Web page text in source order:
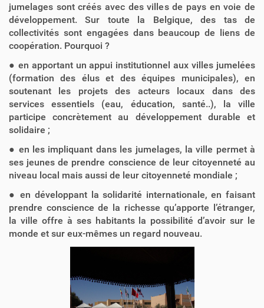
jumelages sont créés avec des villes de pays en voie de
développement. Sur toute la Belgique, des tas de
collectivités sont engagées dans beaucoup de liens de
coopération. Pourquoi ?
● en apportant un appui institutionnel aux villes jumelées
(formation des élus et des équipes municipales), en
soutenant les projets des acteurs locaux dans des
services essentiels (eau, éducation, santé..), la ville
participe concrètement au développement durable et
solidaire ;
● en les impliquant dans les jumelages, la ville permet à
ses jeunes de prendre conscience de leur citoyenneté au
niveau local mais aussi de leur citoyenneté mondiale ;
● en développant la solidarité internationale, en faisant
prendre conscience de la richesse qu’apporte l’étranger,
la ville offre à ses habitants la possibilité d’avoir sur le
monde et sur eux-mêmes un regard nouveau.